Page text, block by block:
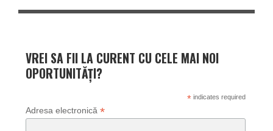
VREI SA FII LA CURENT CU CELE MAI NOI
OPORTUNITĂȚI?
*indicates required
Adresa electronică *